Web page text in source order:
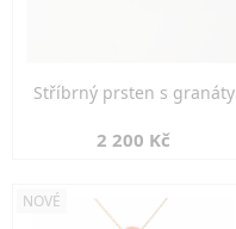
Stříbrný prsten s granáty
2 200 Kč
NOVÉ